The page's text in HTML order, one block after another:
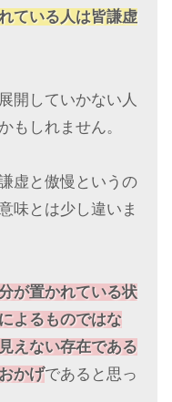
ている人は皆謙虚
開していかない人
もしれません。
虚と傲慢というの
味とは少し違いま
が置かれている状
よるものではな
えない存在である
かげであると思っ